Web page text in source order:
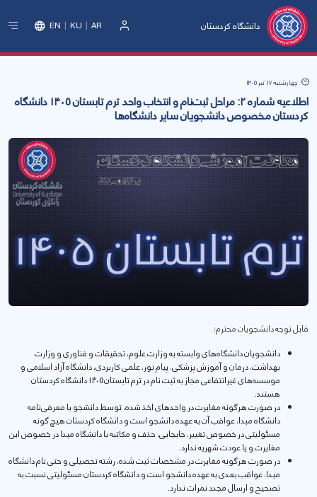
دانشگاه کردستان EN KU AR
چهارشنبه 17 تیر 1405
اطلاعیه شماره ۲: مراحل ثبت‌نام و انتخاب واحد ترم تابستان ۱۴۰۵ دانشگاه
كردستان مخصوص دانشجويان ساير دانشگاه‌ها
قابل توجه دانشجويان محترم؛
دانشجويان دانشگاه‌های وابسته به وزارت علوم، تحقيقات و فناوری و وزارت
بهداشت، درمان و آموزش پزشكی، پيام نور، علمی كاربردی، دانشگاه آزاد اسلامی و
موسسه‌های غيرانتفاعی مجاز به ثبت نام در ترم تابستان 1405 دانشگاه كردستان
هستند.
در صورت هرگونه مغايرت در واحدهای اخذ شده، توسط دانشجو با معرفی‌نامه
دانشگاه مبدا، عواقب آن به عهده دانشجو است و دانشگاه كردستان هيچ گونه
مسئوليتی در خصوص تغيير، جابجايی، حذف و مكاتبه با دانشگاه مبدا در خصوص اين
مغايرت و يا عودت شهريه ندارد.
در صورت هرگونه مغايرت در مشخصات ثبت شده، رشته تحصيلی و حتی نام دانشگاه
مبدا، عواقب بعدی به عهده دانشجو است و دانشگاه كردستان مسئوليتی نسبت به
تصحيح و ارسال مجدد نمرات ندارد.